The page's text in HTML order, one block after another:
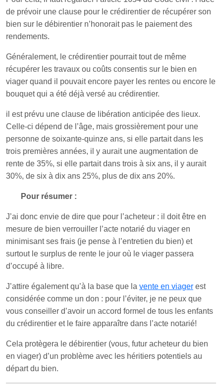
de prévoir une clause pour le crédirentier de récupérer son
bien sur le débirentier n’honorait pas le paiement des
rendements.
Généralement, le crédirentier pourrait tout de même
récupérer les travaux ou coûts consentis sur le bien en
viager quand il pouvait encore payer les rentes ou encore le
bouquet qui a été déjà versé au crédirentier.
il est prévu une clause de libération anticipée des lieux.
Celle-ci dépend de l’âge, mais grossièrement pour une
personne de soixante-quinze ans, si elle partait dans les
trois premières années, il y aurait une augmentation de
rente de 35%, si elle partait dans trois à six ans, il y aurait
30%, de six à dix ans 25%, plus de dix ans 20%.
Pour résumer :
J’ai donc envie de dire que pour l’acheteur : il doit être en
mesure de bien verrouiller l’acte notarié du viager en
minimisant ses frais (je pense à l’entretien du bien) et
surtout le surplus de rente le jour où le viager passera
d’occupé à libre.
J’attire également qu’à la base que la vente en viager est
considérée comme un don : pour l’éviter, je ne peux que
vous conseiller d’avoir un accord formel de tous les enfants
du crédirentier et le faire apparaître dans l’acte notarié!
Cela protègera le débirentier (vous, futur acheteur du bien
en viager) d’un problème avec les héritiers potentiels au
départ du bien.